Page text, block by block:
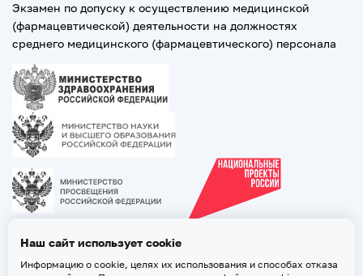
Экзамен по допуску к осуществлению медицинской
(фармацевтической) деятельности на должностях
среднего медицинского (фармацевтического) персонала
Наш сайт использует cookie
Информацию о cookie, целях их использования и способах отказа